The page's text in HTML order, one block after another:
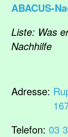
ABACUS-
Liste: Was
Nachhilfe
Adresse:
Telefon: 03